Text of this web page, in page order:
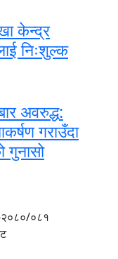
केन्द्र
निःशुल्क
अवरुद्ध:
गराउँदा
गुनासो
२०८०/०८१